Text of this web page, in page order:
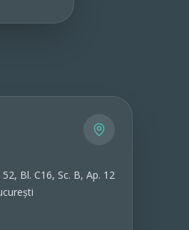
Vezi detalii
Bl. C16, Sc. B, Ap. 12